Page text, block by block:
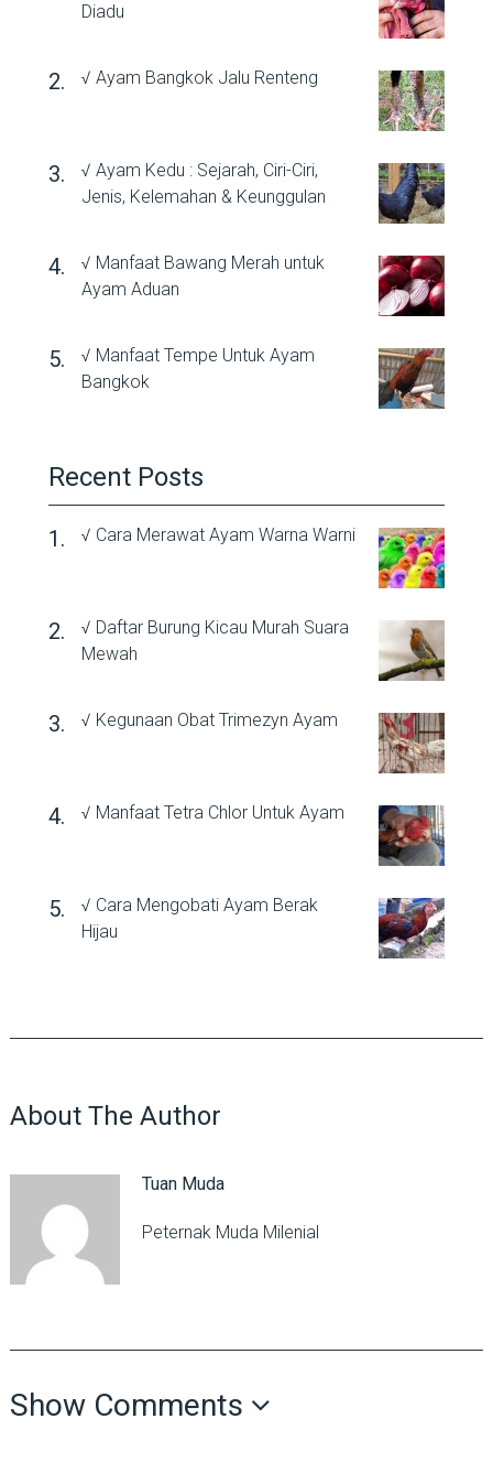
Diadu
√ Ayam Bangkok Jalu Renteng
√ Ayam Kedu : Sejarah, Ciri-Ciri,
Jenis, Kelemahan & Keunggulan
√ Manfaat Bawang Merah untuk
Ayam Aduan
√ Manfaat Tempe Untuk Ayam
Bangkok
Recent Posts
√ Cara Merawat Ayam Warna Warni
√ Daftar Burung Kicau Murah Suara
Mewah
√ Kegunaan Obat Trimezyn Ayam
√ Manfaat Tetra Chlor Untuk Ayam
√ Cara Mengobati Ayam Berak
Hijau
About The Author
Tuan Muda
Peternak Muda Milenial
Show Comments